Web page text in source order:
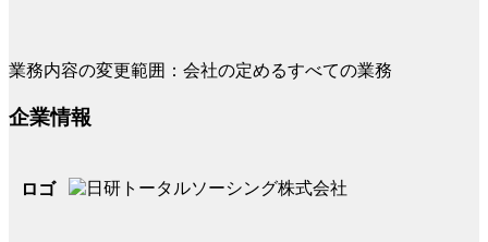
業務内容の変更範囲：会社の定めるすべての業務
企業情報
ロゴ